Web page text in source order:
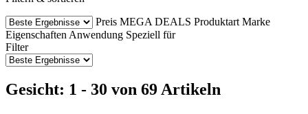
Preis MEGA DEALS Produktart Marke
Eigenschaften Anwendung Speziell für
Filter
Gesicht: 1 - 30 von 69 Artikeln